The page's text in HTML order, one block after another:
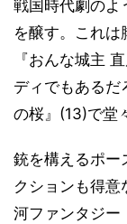
戦国時代劇のよ
を醸す。これ
『おんな城主
ディでもあるだ
の桜』(13)で堂
銃を構えるポー
クションも得
河ファンタジー